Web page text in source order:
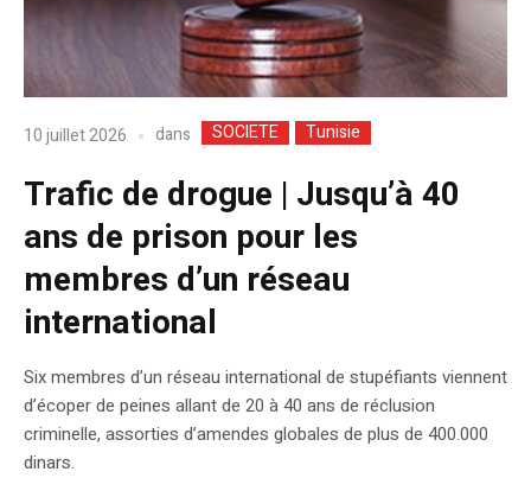
10 juillet 2026 dans SOCIETE Tunisie
Trafic de drogue | Jusqu’à 40
ans de prison pour les
membres d’un réseau
international
Six membres d’un réseau international de stupéfiants viennent
d’écoper de peines allant de 20 à 40 ans de réclusion
criminelle, assorties d’amendes globales de plus de 400.000
dinars.